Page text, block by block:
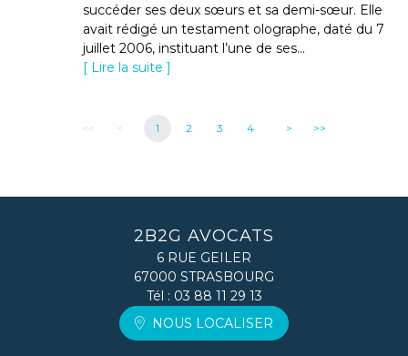
succéder ses deux sœurs et sa demi-sœur. Elle
avait rédigé un testament olographe, daté du 7
juillet 2006, instituant l’une de ses...
Lire la suite
1 2 3 4 > >>
2B2G AVOCATS
6 RUE GEILER
67000 STRASBOURG
Tél : 03 88 11 29 13
NOUS LOCALISER